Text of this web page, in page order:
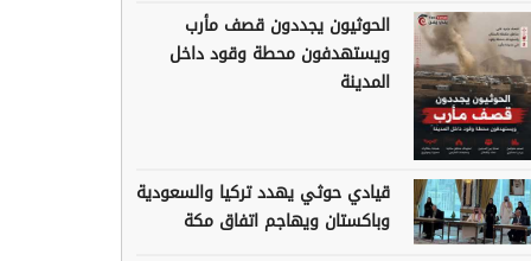
الحوثيون يجددون قصف مأرب
ويستهدفون محطة وقود داخل
المدينة
قيادي حوثي يهدد تركيا والسعودية
وباكستان ويهاجم اتفاق مكة